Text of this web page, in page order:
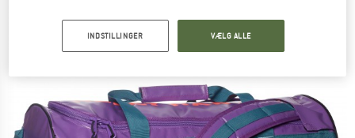
INDSTILLINGER VÆLG ALLE